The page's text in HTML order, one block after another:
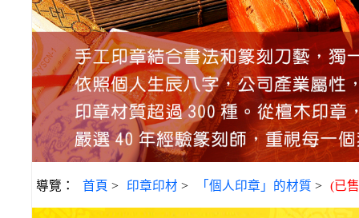
導覽： 首頁 > 印章印材 > 「個人印章」的材質 > (已